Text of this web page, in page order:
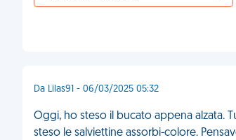
Da Lilas91 - 06/03/2025 05:32
Oggi, ho steso il bucato appena alzata.
steso le salviettine assorbi-colore.